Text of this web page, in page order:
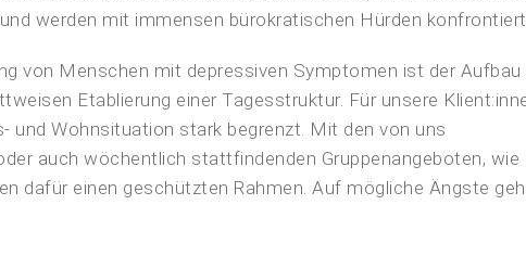
werden mit immensen bürokratischen Hürden
von Menschen mit depressiven Symptomen ist der Aufbau
Etablierung einer Tagesstruktur. Für unsere
und Wohnsituation stark begrenzt. Mit den von uns
auch wöchentlich stattfindenden Gruppenangeboten, wie
dafür einen geschützten Rahmen. Auf mögliche Ängste